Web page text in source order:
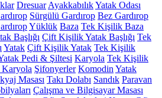
Dresuar AyakkabılıkYatak Odası
Sürgülü Gardırop Bez Gardırop
Yüklük Baza Tek Kişilik Baza
Başlığı Çift Kişilik Yatak Başlığı Tek
Yatak Çift Kişilik Yatak Tek Kişilik
Pedi & Şiltesi Karyola Tek Kişilik
Şifonyerler Komodin Yatak
Masası Takı Dolabı Sandık Paravan
Çalışma ve Bilgisayar Masası